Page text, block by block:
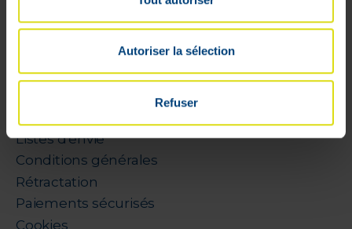
Autoriser la sélection
Refuser
Livraisons
Listes d'envie
Conditions générales
Rétractation
Paiements sécurisés
Cookies